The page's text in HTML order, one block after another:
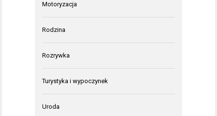
Motoryzacja
Rodzina
Rozrywka
Turystyka i wypoczynek
Uroda